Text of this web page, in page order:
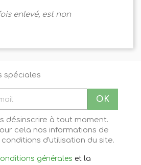
enlevé, est non
spéciales
désinscrire à tout moment.
cela nos informations de
d'utilisation du site.
générales et la